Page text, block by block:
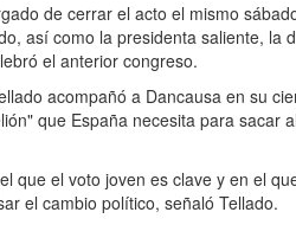
de cerrar el acto el mismo
así como la presidenta saliente,
el anterior congreso.
acompañó a Dancausa en su
que España necesita para sacar
que el voto joven es clave y en el
el cambio político, señaló Tellado.